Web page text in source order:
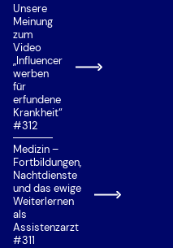
Unsere
Meinung
zum
Video
„Influencer
werben
für
erfundene
Krankheit“
#312
Medizin –
Fortbildungen,
Nachtdienste
und das ewige
Weiterlernen
als
Assistenzarzt
#311